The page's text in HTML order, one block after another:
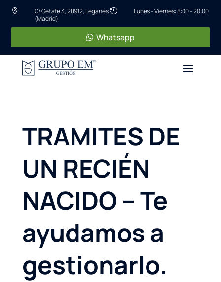

C/ Getafe 3, 28912, Leganés
(Madrid)
 Lunes - Viernes: 8:00 - 20:00
Whatsapp
TRAMITES DE
UN RECIÉN
NACIDO – Te
ayudamos a
gestionarlo.